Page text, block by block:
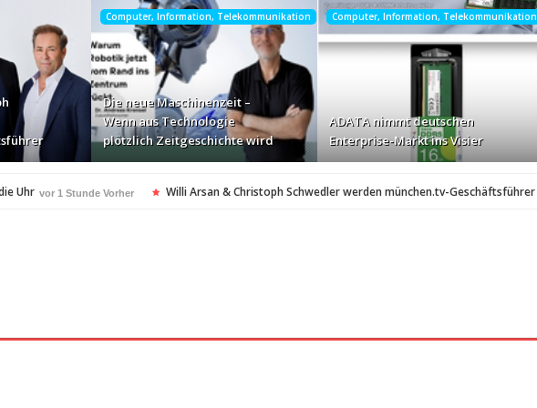
Computer, Information, Telekommunikation
Die neue Maschinenzeit –
Wenn aus Technologie
plötzlich Zeitgeschichte wird
Computer, Information, Telekommunikation
ADATA nimmt deutschen
Enterprise-Markt ins Visier
Uhr vor 1 Stunde Vorher Willi Arsan & Christoph Schwedler werden münchen.tv-Geschäftsführer
Batterie-Unabhängigkeit: Die Entstehung des Battery Valley in Québec
Virginia Beach
Angebot für Hotels